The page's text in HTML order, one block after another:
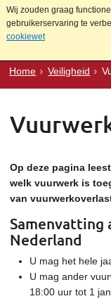
Wij zouden graag
gebruikerservaring te
cookiewet
Home Veiligheid
Op deze pagina
welk vuurwerk is
van
Samenvatting
Nederland
U mag het hele
U mag ander
18:00 uur tot 1